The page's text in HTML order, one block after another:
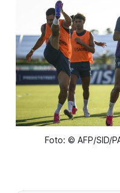
Foto: © AFP/SID/